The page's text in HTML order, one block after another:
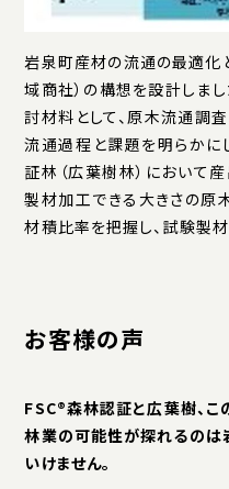
岩泉町産材の流通の最適化
域商社）の構想を設計しま
討材料として、原木流通調
流通過程と課題を明らかに
証林（広葉樹林）において
製材加工できる大きさの原
材積比率を把握し、試験製材
お客様の声
FSC®森林認証と広葉樹、
林業の可能性が探れるのは
いけません。